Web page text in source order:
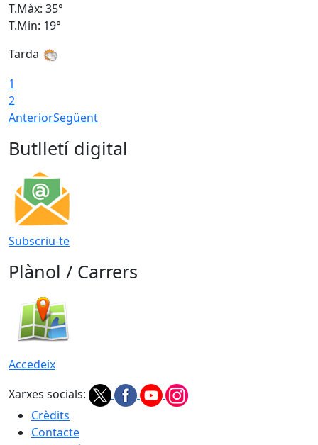
T.Màx: 35°
T.Min: 19°
Tarda
1
2
AnteriorSegüent
Butlletí digital
Subscriu-te
Plànol / Carrers
Accedeix
Xarxes socials:
Crèdits
Contacte